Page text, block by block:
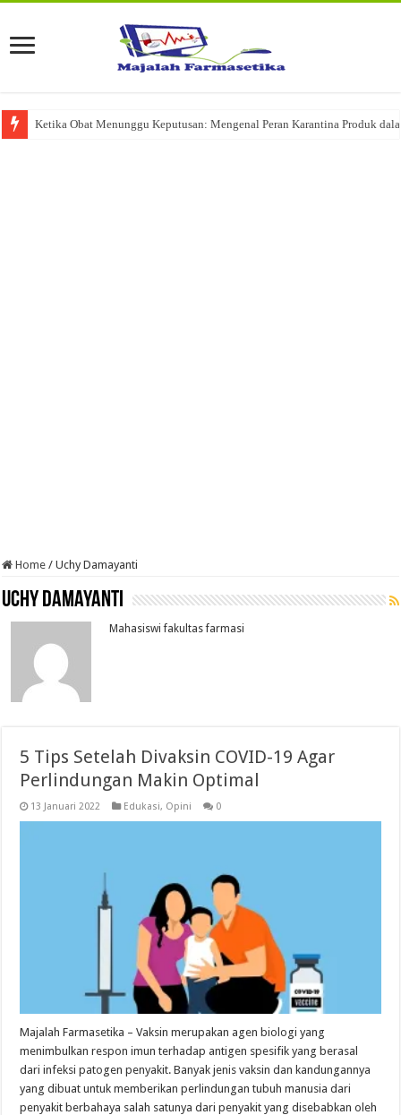
Ketika Obat Menunggu Keputusan: Mengenal Peran Karantina Produk
Home / Uchy Damayanti
Uchy Damayanti
Mahasiswi fakultas farmasi
5 Tips Setelah Divaksin COVID-19 Agar
Perlindungan Makin Optimal
13 Januari 2022 Edukasi, Opini 0
Majalah Farmasetika – Vaksin merupakan agen biologi yang
menimbulkan respon imun terhadap antigen spesifik yang berasal
dari infeksi patogen penyakit. Banyak jenis vaksin dan kandungannya
yang dibuat untuk memberikan perlindungan tubuh manusia dari
penyakit berbahaya salah satunya dari penyakit yang disebabkan oleh